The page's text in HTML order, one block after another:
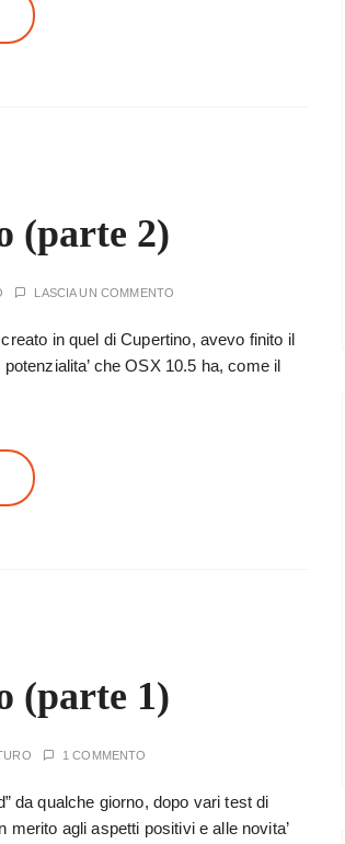
(parte 2)
LASCIA UN COMMENTO
in quel di Cupertino, avevo finito il
che OSX 10.5 ha, come il
(parte 1)
1 COMMENTO
da qualche giorno, dopo vari test di
agli aspetti positivi e alle novita’